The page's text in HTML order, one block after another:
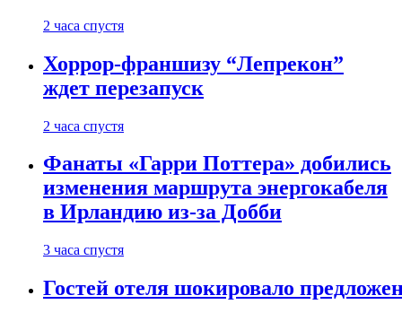
2 часа спустя
Хоррор-франшизу “Лепрекон”
ждет перезапуск
2 часа спустя
Фанаты «Гарри Поттера» добились
изменения маршрута энергокабеля
в Ирландию из-за Добби
3 часа спустя
Гостей отеля шокировало